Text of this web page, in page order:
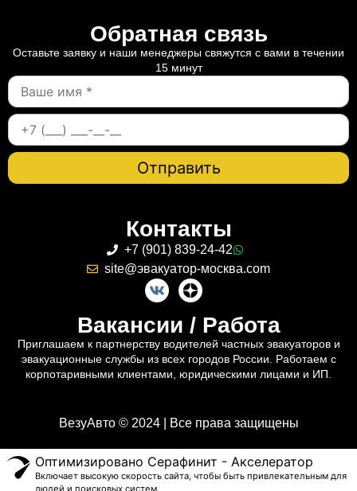
Обратная связь
Оставьте заявку и наши менеджеры свяжутся с вами в течении
15 минут
Контакты
+7 (901) 839-24-42
site@эвакуатор-москва.com
Вакансии / Работа
Приглашаем к партнерству водителей частных эвакуаторов и
эвакуационные службы из всех городов России. Работаем с
корпотаривными клиентами, юридическими лицами и ИП.
ВезуАвто © 2024 | Все права защищены
Оптимизировано Серафинит - Акселератор
Включает высокую скорость сайта, чтобы быть привлекательным для